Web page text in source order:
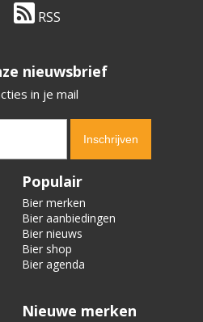
RSS
nieuwsbrief
in je mail
Populair
Bier merken
Bier aanbiedingen
Bier nieuws
Bier shop
Bier agenda
Nieuwe merken